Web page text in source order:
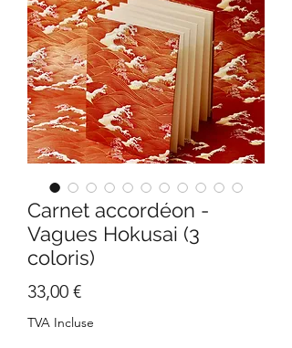
Carnet accordéon -
Vagues Hokusai (3
coloris)
33,00 €Prix
TVA Incluse